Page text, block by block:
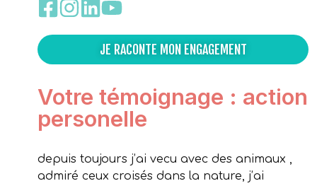
JE RACONTE MON ENGAGEMENT
Votre témoignage : action
personelle
depuis toujours j’ai vecu avec des animaux ,
admiré ceux croisés dans la nature, j’ai